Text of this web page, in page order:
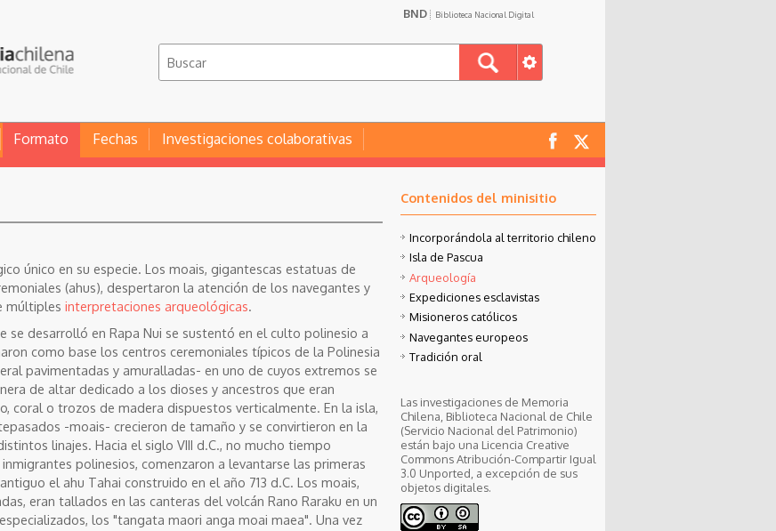
BND Biblioteca Nacional Digital
Formato Fechas Investigaciones colaborativas
único en su especie. Los moais, gigantescas estatuas de
(ahus), despertaron la atención de los navegantes y
múltiples interpretaciones arqueológicas.
se desarrolló en Rapa Nui se sustentó en el culto polinesio a
como base los centros ceremoniales típicos de la Polinesia
pavimentadas y amuralladas- en uno de cuyos extremos se
de altar dedicado a los dioses y ancestros que eran
coral o trozos de madera dispuestos verticalmente. En la isla,
-moais- crecieron de tamaño y se convirtieron en la
linajes. Hacia el siglo VIII d.C., no mucho tiempo
polinesios, comenzaron a levantarse las primeras
el ahu Tahai construido en el año 713 d.C. Los moais,
eran tallados en las canteras del volcán Rano Raraku en un
los "tangata maori anga moai maea". Una vez
Contenidos del minisitio
Incorporándola al territorio chileno
Isla de Pascua
Arqueología
Expediciones esclavistas
Misioneros católicos
Navegantes europeos
Tradición oral
Las investigaciones de Memoria
Chilena, Biblioteca Nacional de Chile
(Servicio Nacional del Patrimonio)
están bajo una Licencia Creative
Commons Atribución-Compartir Igual
3.0 Unported, a excepción de sus
objetos digitales.